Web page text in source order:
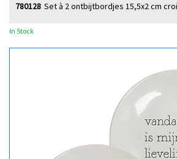
Set à 2 ontbijtbordjes 15,5x2 cm
780128
In Stock